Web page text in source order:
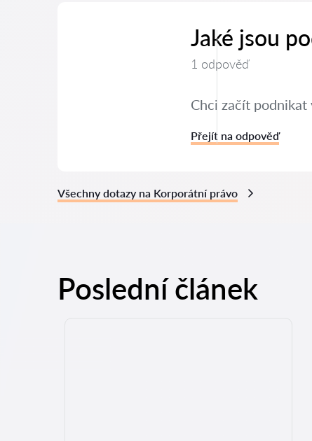
Jaké jsou
1 odpověď
Chci začít podnikat
Přejít na odpověď
Všechny dotazy na Korporátní právo
Poslední článek